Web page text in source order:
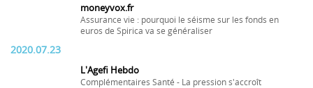
moneyvox.fr
Assurance vie : pourquoi le séisme sur les fonds en
euros de Spirica va se généraliser
2020.07.23
L'Agefi Hebdo
Complémentaires Santé - La pression s'accroît